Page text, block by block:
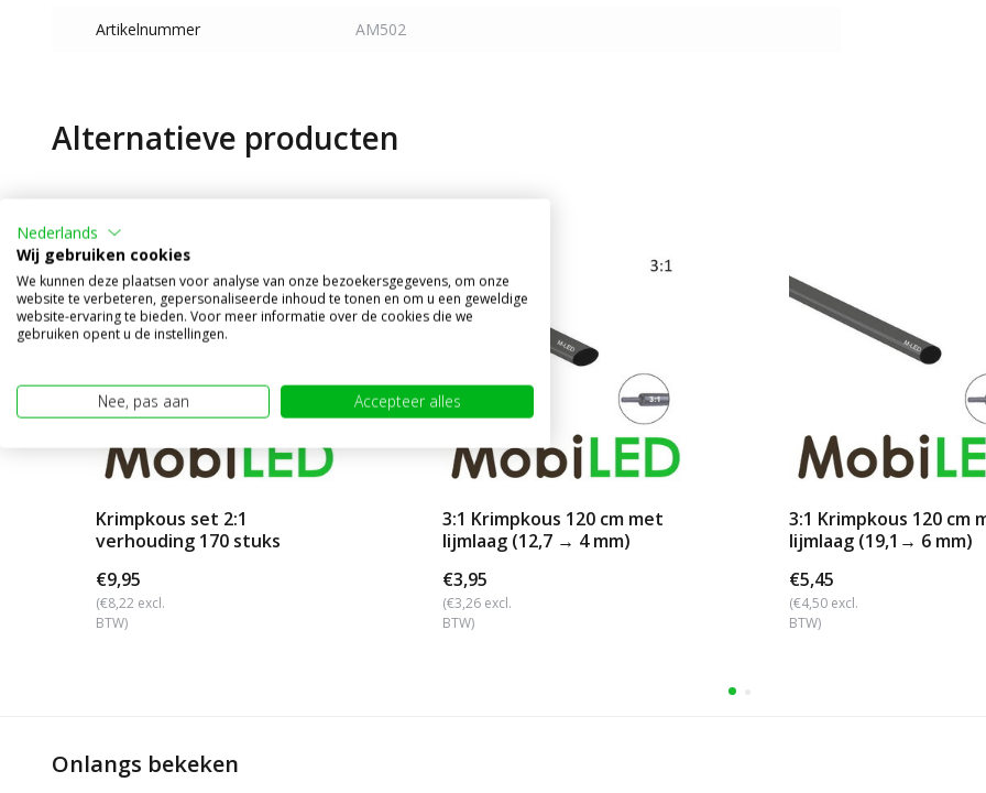
Artikelnummer AM502
Alternatieve producten
Krimpkous set 2:1
verhouding 170 stuks
€9,95
(€8,22 excl.
BTW)
3:1 Krimpkous 120 cm met
lijmlaag (12,7 → 4 mm)
€3,95
(€3,26 excl.
BTW)
3:1 Krimpkous 120 cm
lijmlaag (19,1→ 6 mm)
€5,45
(€4,50 excl.
BTW)
Onlangs bekeken
Nederlands
Wij gebruiken cookies
We kunnen deze plaatsen voor analyse van onze bezoekersgegevens, om onze
website te verbeteren, gepersonaliseerde inhoud te tonen en om u een geweldige
website-ervaring te bieden. Voor meer informatie over de cookies die we
gebruiken opent u de instellingen.
Nee, pas aan Accepteer alles